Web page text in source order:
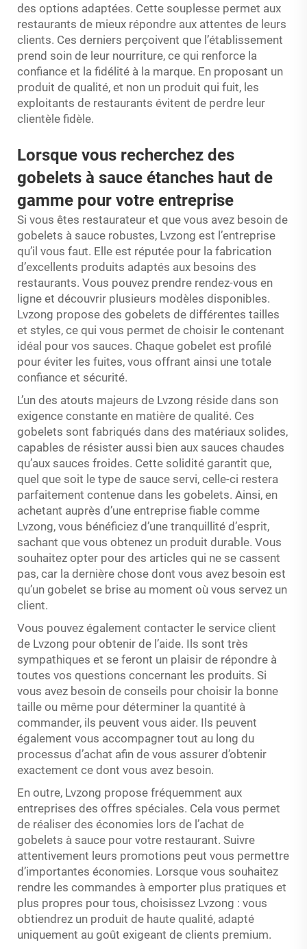
des options adaptées. Cette souplesse permet aux
restaurants de mieux répondre aux attentes de leurs
clients. Ces derniers perçoivent que l’établissement
prend soin de leur nourriture, ce qui renforce la
confiance et la fidélité à la marque. En proposant un
produit de qualité, et non un produit qui fuit, les
exploitants de restaurants évitent de perdre leur
clientèle fidèle.
Lorsque vous recherchez des
gobelets à sauce étanches haut de
gamme pour votre entreprise
Si vous êtes restaurateur et que vous avez besoin de
gobelets à sauce robustes, Lvzong est l’entreprise
qu’il vous faut. Elle est réputée pour la fabrication
d’excellents produits adaptés aux besoins des
restaurants. Vous pouvez prendre rendez-vous en
ligne et découvrir plusieurs modèles disponibles.
Lvzong propose des gobelets de différentes tailles
et styles, ce qui vous permet de choisir le contenant
idéal pour vos sauces. Chaque gobelet est profilé
pour éviter les fuites, vous offrant ainsi une totale
confiance et sécurité.
L’un des atouts majeurs de Lvzong réside dans son
exigence constante en matière de qualité. Ces
gobelets sont fabriqués dans des matériaux solides,
capables de résister aussi bien aux sauces chaudes
qu’aux sauces froides. Cette solidité garantit que,
quel que soit le type de sauce servi, celle-ci restera
parfaitement contenue dans les gobelets. Ainsi, en
achetant auprès d’une entreprise fiable comme
Lvzong, vous bénéficiez d’une tranquillité d’esprit,
sachant que vous obtenez un produit durable. Vous
souhaitez opter pour des articles qui ne se cassent
pas, car la dernière chose dont vous avez besoin est
qu’un gobelet se brise au moment où vous servez un
client.
Vous pouvez également contacter le service client
de Lvzong pour obtenir de l’aide. Ils sont très
sympathiques et se feront un plaisir de répondre à
toutes vos questions concernant les produits. Si
vous avez besoin de conseils pour choisir la bonne
taille ou même pour déterminer la quantité à
commander, ils peuvent vous aider. Ils peuvent
également vous accompagner tout au long du
processus d’achat afin de vous assurer d’obtenir
exactement ce dont vous avez besoin.
En outre, Lvzong propose fréquemment aux
entreprises des offres spéciales. Cela vous permet
de réaliser des économies lors de l’achat de
gobelets à sauce pour votre restaurant. Suivre
attentivement leurs promotions peut vous permettre
d’importantes économies. Lorsque vous souhaitez
rendre les commandes à emporter plus pratiques et
plus propres pour tous, choisissez Lvzong : vous
obtiendrez un produit de haute qualité, adapté
uniquement au goût exigeant de clients premium.